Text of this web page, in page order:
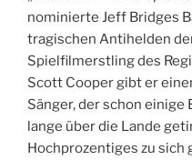
nominierte Jeff Bridges
tragischen Antihelden
Spielfilmerstling des
Scott Cooper gibt er
Sänger, der schon einige
lange über die Lande
Hochprozentiges zu sich